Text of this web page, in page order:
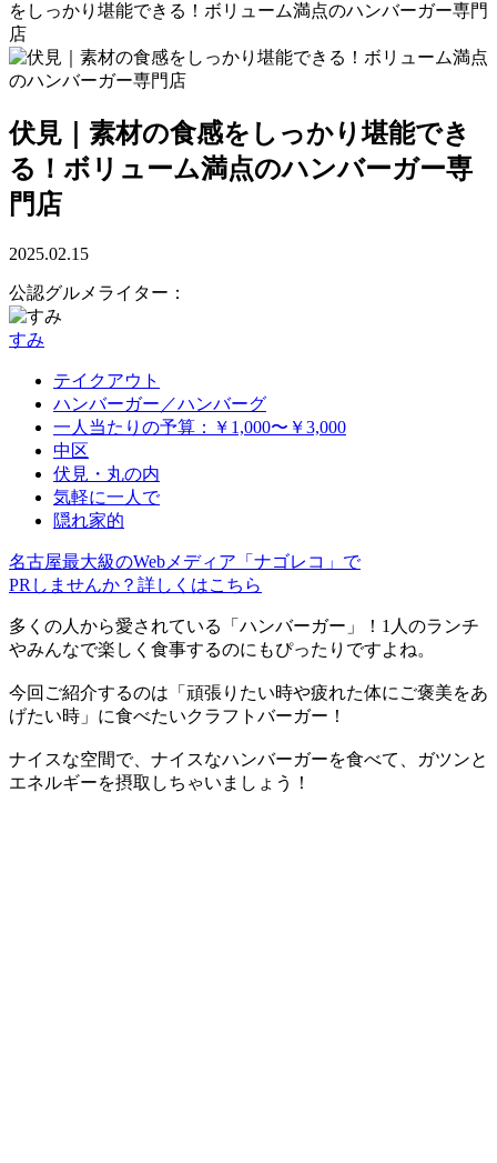
をしっかり堪能できる！ボリューム満点のハンバーガー専門
店
伏見｜素材の食感をしっかり堪能でき
る！ボリューム満点のハンバーガー専
門店
2025.02.15
公認グルメライター：
すみ
テイクアウト
ハンバーガー／ハンバーグ
一人当たりの予算：￥1,000〜￥3,000
中区
伏見・丸の内
気軽に一人で
隠れ家的
名古屋最大級のWebメディア「ナゴレコ」で
PRしませんか？詳しくはこちら
多くの人から愛されている「ハンバーガー」！1人のランチ
やみんなで楽しく食事するのにもぴったりですよね。
今回ご紹介するのは「頑張りたい時や疲れた体にご褒美をあ
げたい時」に食べたいクラフトバーガー！
ナイスな空間で、ナイスなハンバーガーを食べて、ガツンと
エネルギーを摂取しちゃいましょう！